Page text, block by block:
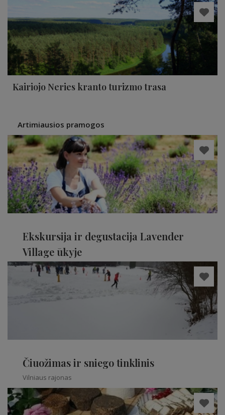
Kairiojo Neries kranto turizmo trasa
Artimiausios pramogos
Ekskursija ir degustacija Lavender
Village ūkyje
Vilniaus rajonas
Čiuožimas ir sniego tinklinis
Vilniaus rajonas